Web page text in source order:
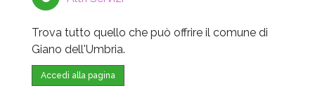
Trova tutto quello che può offrire il comune di
Giano dell'Umbria.
Accedi alla pagina